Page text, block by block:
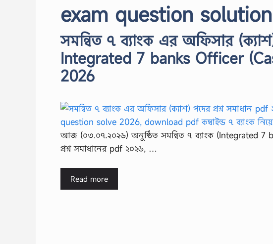
exam question
সমন্বিত ৭ ব্যাংক এর অফিসার
Integrated 7 banks Officer
2026
আজ (০৩.০৭.২০২৬) অনুষ্ঠিত সমন্বিত ৭ ব্যাংক (Integrated 7
প্রশ্ন সমাধানের pdf ২০২৬, …
Read more